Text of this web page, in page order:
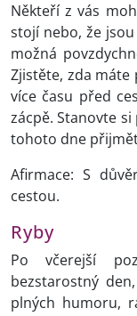
Někteří z vás
stojí nebo, že
možná
Zjistěte, zda
více času před
zácpě. Stanovte
tohoto dne
Afirmace: S
cestou.
Ryby
Po včerejší
bezstarostný
plných humoru,